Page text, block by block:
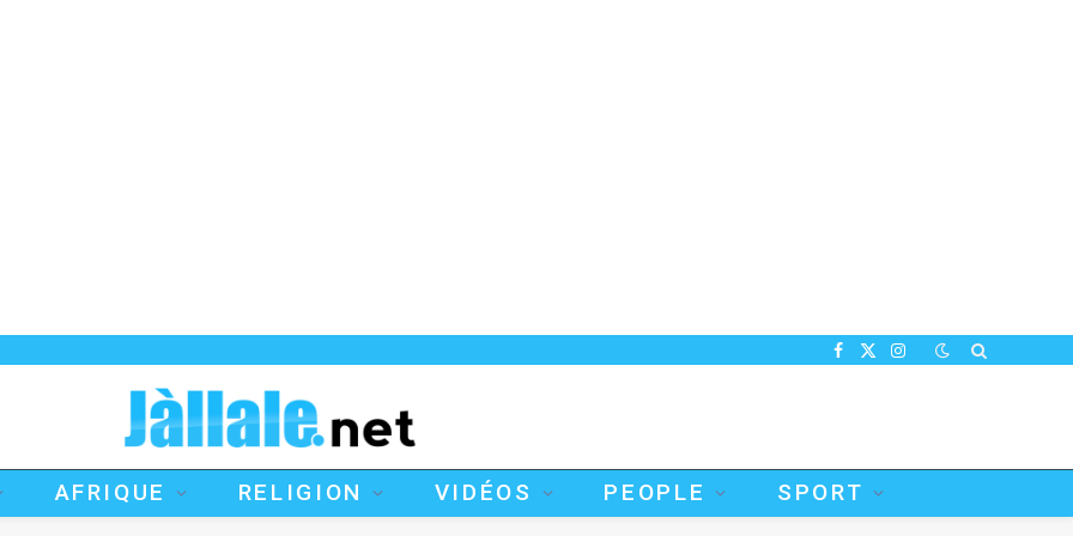
Facebook
X
Instagram
AFRIQUE RELIGION VIDÉOS PEOPLE SPORT